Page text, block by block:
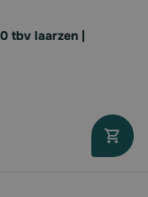
tbv laarzen |